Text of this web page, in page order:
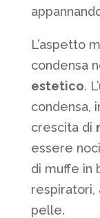
L’aspetto
condensa
estetico.
condensa,
crescita di
essere
di muffe in
pelle.